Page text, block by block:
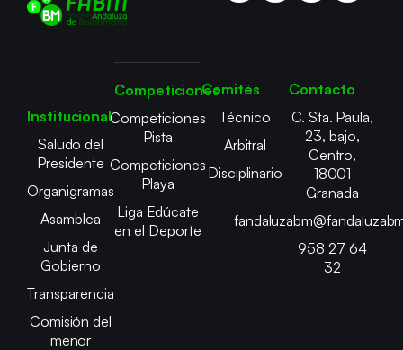
Institucional
Saludo del
Presidente
Organigramas
Asamblea
Junta de
Gobierno
Transparencia
Comisión del
menor
Competiciones
Competiciones
Pista
Competiciones
Playa
Liga Edúcate
en el Deporte
Comités
Técnico
Arbitral
Disciplinario
Contacto
C. Sta. Paula,
23, bajo,
Centro,
18001
Granada
958 27 64
32